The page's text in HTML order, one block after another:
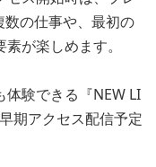
の仕事や、最初の
が楽しめます。
験できる『NEW LI
期アクセス配信予定